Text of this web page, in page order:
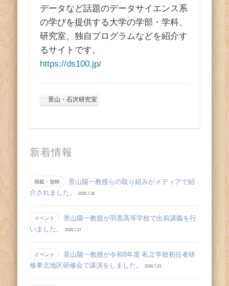
データなど話題のデータサイエンス系
の学びを提供する大学の学部・学科、
研究室、独自プログラムなどを紹介す
るサイトです。
https://ds100.jp/
景山・石沢研究室
新着情報
掲載・放映
景山陽一教授らの取り組みがメディアで紹
介されました。
2026.7.28
イベント
景山陽一教授が羽黒高等学校で出前講義を行
いました。
2026.7.27
イベント
景山陽一教授が令和8年度 私立学校初任者研
修東北地区研修会で講演をしました。
2026.7.23